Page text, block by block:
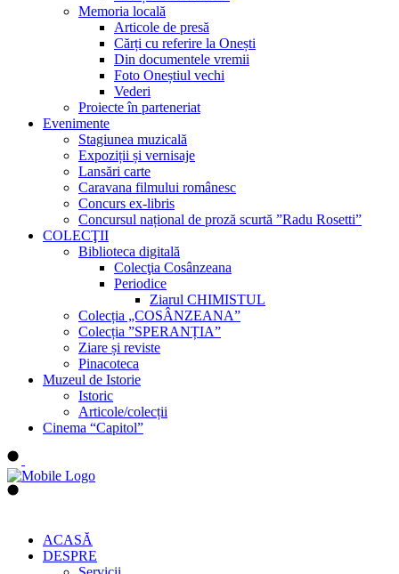
Memoria locală
Articole de presă
Cărți cu referire la Onești
Din documentele vremii
Foto Oneștiul vechi
Vederi
Proiecte în parteneriat
Evenimente
Stagiunea muzicală
Expoziții și vernisaje
Lansări carte
Caravana filmului românesc
Concurs ex-libris
Concursul național de proză scurtă ”Radu Rosetti”
COLECŢII
Biblioteca digitală
Colecţia Cosânzeana
Periodice
Ziarul CHIMISTUL
Colecția „COSÂNZEANA”
Colecția ”SPERANȚIA”
Ziare și reviste
Pinacoteca
Muzeul de Istorie
Istoric
Articole/colecții
Cinema “Capitol”
ACASĂ
DESPRE